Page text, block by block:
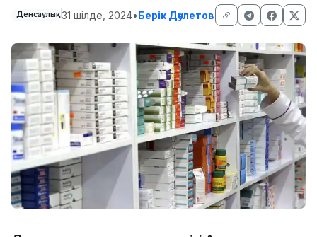
Денсаулық 31 шілде, 2024•Берік Дәулетов